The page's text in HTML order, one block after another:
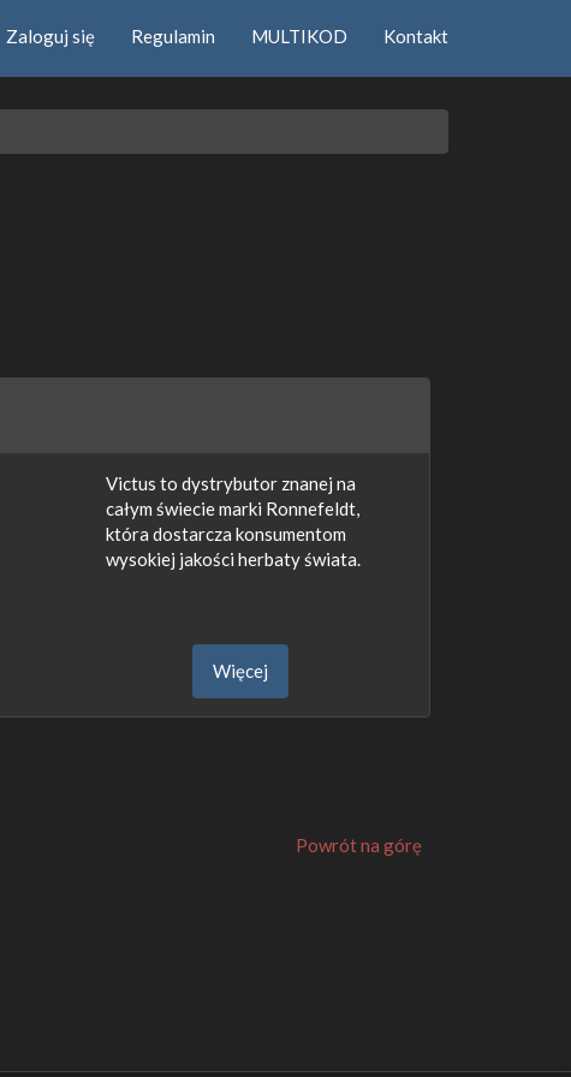
Zaloguj się Regulamin MULTIKOD Kontakt
Victus to dystrybutor znanej na
całym świecie marki Ronnefeldt,
która dostarcza konsumentom
wysokiej jakości herbaty świata.
Więcej
Powrót na górę